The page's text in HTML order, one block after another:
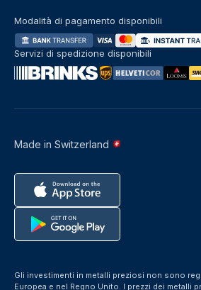
Made in Switzerland
Modalità di pagamento disponibili
Servizi di spedizione disponibili
Gli investimenti in metalli preziosi non sono
Europea e nel Regno Unito. I prezzi dei metalli